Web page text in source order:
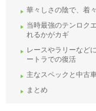
華々しさの陰で、着
当時最強のテンロク
れるかがカギ
レースやラリーなど
ートラでの復活
主なスペックと中古
まとめ